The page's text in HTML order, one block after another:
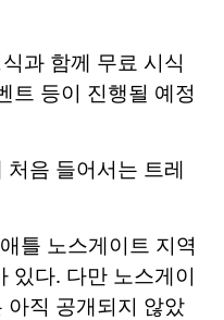
과 함께 무료 시식
트 등이 진행될 예정
음 들어서는 트레
틀 노스게이트 지역
있다. 다만 노스게이
아직 공개되지 않았